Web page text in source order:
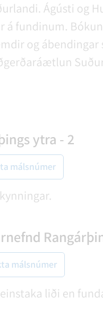
Ágústi og
á fundinum.
og ábendingar
ytra - 2
málsnúmer
málsnúmer
liði en